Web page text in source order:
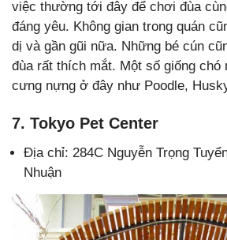
việc thường tới đây để chơi đùa
đáng yêu. Không gian trong quán
dị và gần gũi nữa. Những bé cún
đùa rất thích mắt. Một số giống chó
cưng nựng ở đây như Poodle,
7. Tokyo Pet Center
Địa chỉ: 284C Nguyễn Trọng
Nhuận